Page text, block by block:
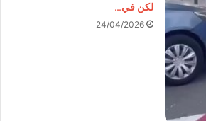
لكن في…
24/04/2026